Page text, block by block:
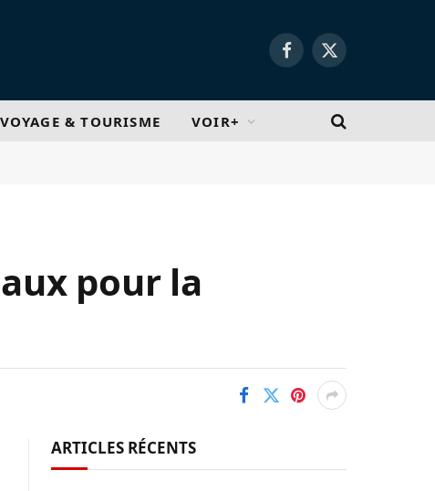
Facebook
X
VOYAGE & TOURISME VOIR+
pour la
ARTICLES RÉCENTS